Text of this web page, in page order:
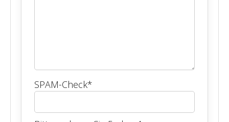
SPAM-Check*